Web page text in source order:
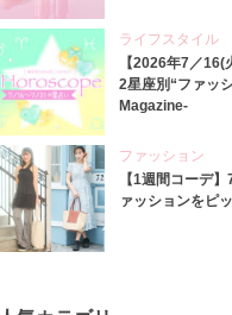
ライフスタイル
【2026年7／
2星座別“ファッ
Magazine-
ファッション
【1週間コーデ
ァッションをピ